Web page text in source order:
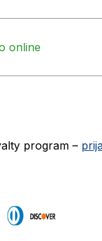
online
program –